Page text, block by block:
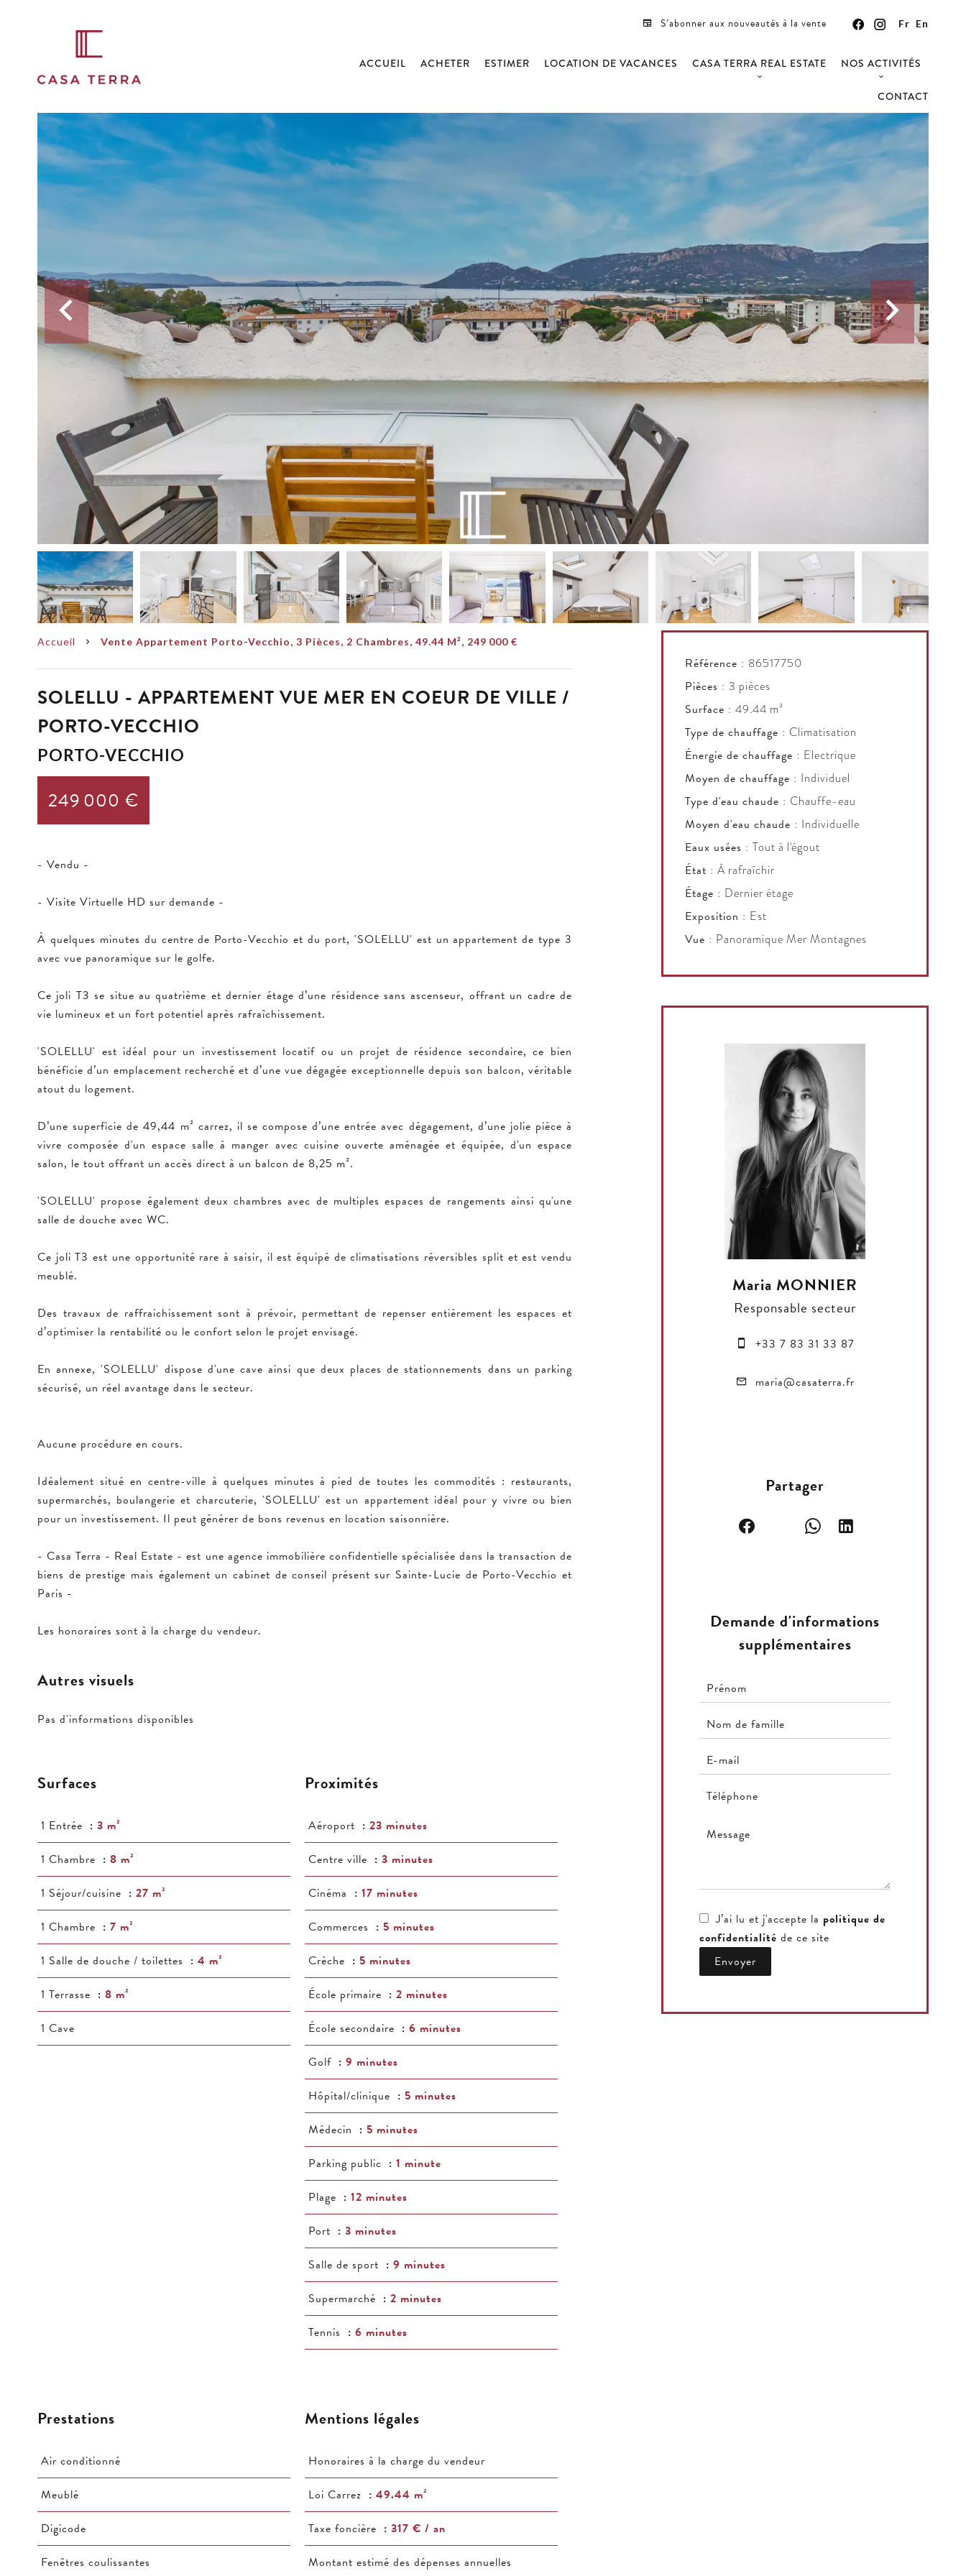
S’abonner aux nouveautés à la vente Fr En
ACCUEIL ACHETER ESTIMER LOCATION DE VACANCES CASA TERRA REAL ESTATE NOS ACTIVITÉS
CONTACT
Accueil Vente Appartement Porto-Vecchio, 3 Pièces, 2 Chambres, 49.44 M², 249 000 €
SOLELLU - APPARTEMENT VUE MER EN COEUR DE VILLE /
PORTO-VECCHIO
PORTO-VECCHIO
249 000 €
- Vendu -
- Visite Virtuelle HD sur demande -
À quelques minutes du centre de Porto-Vecchio et du port, 'SOLELLU' est un appartement de type 3
avec vue panoramique sur le golfe.
Ce joli T3 se situe au quatrième et dernier étage d’une résidence sans ascenseur, offrant un cadre de
vie lumineux et un fort potentiel après rafraîchissement.
'SOLELLU' est idéal pour un investissement locatif ou un projet de résidence secondaire, ce bien
bénéficie d’un emplacement recherché et d’une vue dégagée exceptionnelle depuis son balcon, véritable
atout du logement.
D’une superficie de 49,44 m² carrez, il se compose d’une entrée avec dégagement, d’une jolie pièce à
vivre composée d'un espace salle à manger avec cuisine ouverte aménagée et équipée, d'un espace
salon, le tout offrant un accès direct à un balcon de 8,25 m².
'SOLELLU' propose également deux chambres avec de multiples espaces de rangements ainsi qu'une
salle de douche avec WC.
Ce joli T3 est une opportunité rare à saisir, il est équipé de climatisations réversibles split et est vendu
meublé.
Des travaux de raffraichissement sont à prévoir, permettant de repenser entièrement les espaces et
d’optimiser la rentabilité ou le confort selon le projet envisagé.
En annexe, 'SOLELLU' dispose d'une cave ainsi que deux places de stationnements dans un parking
sécurisé, un réel avantage dans le secteur.
Aucune procédure en cours.
Idéalement situé en centre-ville à quelques minutes à pied de toutes les commodités : restaurants,
supermarchés, boulangerie et charcuterie, 'SOLELLU' est un appartement idéal pour y vivre ou bien
pour un investissement. Il peut générer de bons revenus en location saisonnière.
- Casa Terra - Real Estate - est une agence immobilière confidentielle spécialisée dans la transaction de
biens de prestige mais également un cabinet de conseil présent sur Sainte-Lucie de Porto-Vecchio et
Paris -
Les honoraires sont à la charge du vendeur.
Autres visuels
Pas d'informations disponibles
Surfaces
1 Entrée
3 m²
1 Chambre
8 m²
1 Séjour/cuisine
27 m²
1 Chambre
7 m²
1 Salle de douche / toilettes
4 m²
1 Terrasse
8 m²
1 Cave
Proximités
Aéroport
23 minutes
Centre ville
3 minutes
Cinéma
17 minutes
Commerces
5 minutes
Crèche
5 minutes
École primaire
2 minutes
École secondaire
6 minutes
Golf
9 minutes
Hôpital/clinique
5 minutes
Médecin
5 minutes
Parking public
1 minute
Plage
12 minutes
Port
3 minutes
Salle de sport
9 minutes
Supermarché
2 minutes
Tennis
6 minutes
Prestations
Air conditionné
Meublé
Digicode
Fenêtres coulissantes
Mentions légales
Honoraires à la charge du vendeur
Loi Carrez
49.44 m²
Taxe foncière
317 € / an
Montant estimé des dépenses annuelles
Référence 86517750
Pièces 3 pièces
Surface 49.44 m²
Type de chauffage Climatisation
Énergie de chauffage Electrique
Moyen de chauffage Individuel
Type d'eau chaude Chauffe-eau
Moyen d'eau chaude Individuelle
Eaux usées Tout à l'égout
État À rafraîchir
Étage Dernier étage
Exposition Est
Vue Panoramique Mer Montagnes
Maria MONNIER
Responsable secteur
+33 7 83 31 33 87
maria@casaterra.fr
Partager
Demande d'informations
supplémentaires
J’ai lu et j'accepte la politique de
confidentialité de ce site
Envoyer